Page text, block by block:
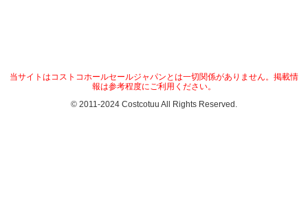
当サイトはコストコホールセールジャパンとは一切関係がありません。掲載情
報は参考程度にご利用ください。
© 2011-2024 Costcotuu All Rights Reserved.